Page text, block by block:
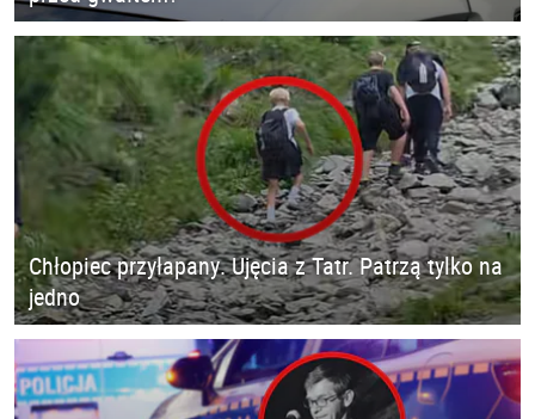
Chłopiec przyłapany. Ujęcia z Tatr. Patrzą tylko na
jedno